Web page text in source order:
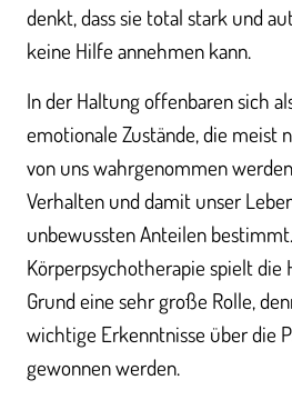
denkt, dass sie total stark und
keine Hilfe annehmen kann.
In der Haltung offenbaren sich
emotionale Zustände, die meist
von uns wahrgenommen
Verhalten und damit unser
unbewussten Anteilen
Körperpsychotherapie spielt die
Grund eine sehr große Rolle,
wichtige Erkenntnisse über die
gewonnen werden.